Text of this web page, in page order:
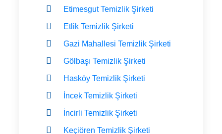
Etimesgut Temizlik Şirketi
Etlik Temizlik Şirketi
Gazi Mahallesi Temizlik Şirketi
Gölbaşı Temizlik Şirketi
Hasköy Temizlik Şirketi
İncek Temizlik Şirketi
İncirli Temizlik Şirketi
Keçiören Temizlik Şirketi